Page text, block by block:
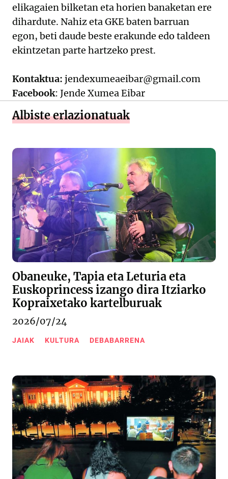
elikagaien bilketan eta horien banaketan ere
dihardute. Nahiz eta GKE baten barruan
egon, beti daude beste erakunde edo taldeen
ekintzetan parte hartzeko prest.
Kontaktua: jendexumeaeibar@gmail.com
Facebook: Jende Xumea Eibar
Albiste erlazionatuak
Obaneuke, Tapia eta Leturia eta
Euskoprincess izango dira Itziarko
Kopraixetako kartelburuak
2026/07/24
JAIAK KULTURA DEBABARRENA